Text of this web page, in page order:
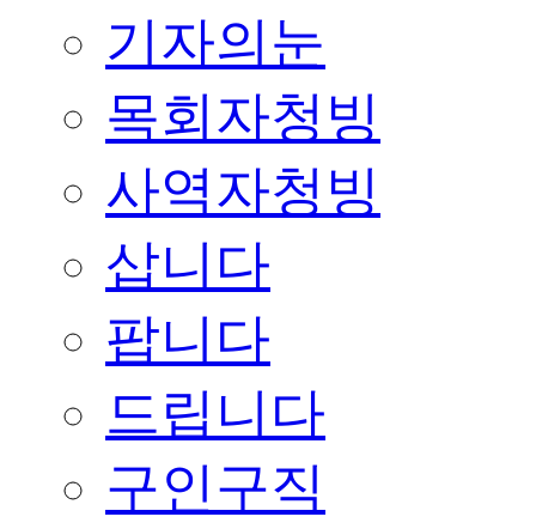
기자의눈
목회자청빙
사역자청빙
삽니다
팝니다
드립니다
구인구직